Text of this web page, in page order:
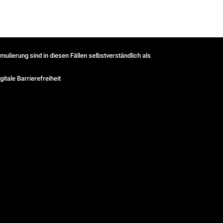
sind in diesen Fällen selbstverständlich als
Barrierefreiheit